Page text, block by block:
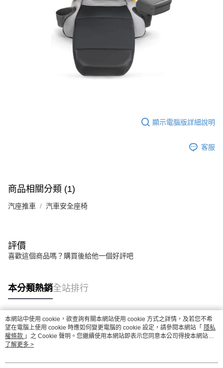
顯示電腦版詳細說明
客服
商品相關分類 (1)
汽座推車 汽車安全座椅
評價
喜歡這個商品嗎？購買後給他一個好評吧
本分類熱銷全站排行
熱門標籤
本網站中使用 cookie，欲查詢有關本網站使用 cookie 方式之詳情，及若您不希
望在電腦上使用 cookie 時應如何變更電腦的 cookie 設定，請參閱本網站「 隱私
權條款 」之 Cookie 聲明。您繼續使用本網站即表示您同意本公司得按本網站使
用條款之 Cookie 聲明使用 cookie。
了解更多 >